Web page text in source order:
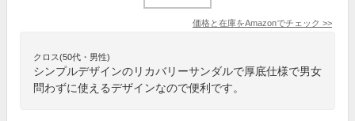
価格と在庫をAmazonでチェック >>
クロス(50代・男性)
シンプルデザインのリカバリーサンダルで厚底仕様で男女
問わずに使えるデザインなので便利です。